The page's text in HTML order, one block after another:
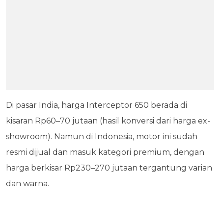
Di pasar India, harga Interceptor 650 berada di
kisaran Rp60–70 jutaan (hasil konversi dari harga ex-
showroom). Namun di Indonesia, motor ini sudah
resmi dijual dan masuk kategori premium, dengan
harga berkisar Rp230–270 jutaan tergantung varian
dan warna.